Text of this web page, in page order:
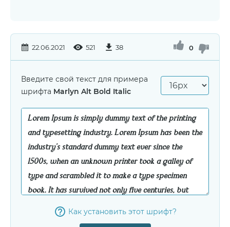
22.06.2021 521 38 0
Введите свой текст для примера
шрифта Marlyn Alt Bold Italic
Как установить этот шрифт?